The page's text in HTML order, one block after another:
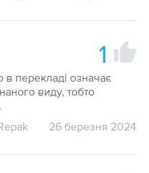
1
в перекладі означає
виду, тобто
26 березня 2024